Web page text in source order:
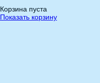
Корзина пуста
Показать корзину